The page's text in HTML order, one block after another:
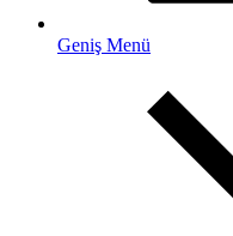
Geniş Menü